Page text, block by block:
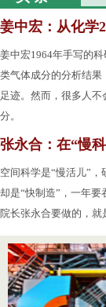
姜中宏：从化学
姜中宏1964年手写的
类气体成分的分析结果
足迹。然而，很多人
分。
张永合：在“慢
空间科学是“慢活儿”
却是“快制造”，一年要
院长张永合要做的，就